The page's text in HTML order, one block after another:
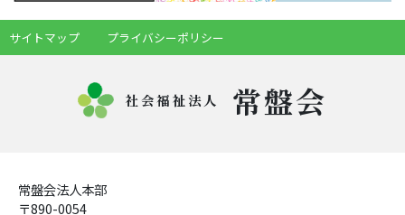
サイトマップ プライバシーポリシー
社会福祉法人 常盤会
常盤会法人本部
〒890-0054